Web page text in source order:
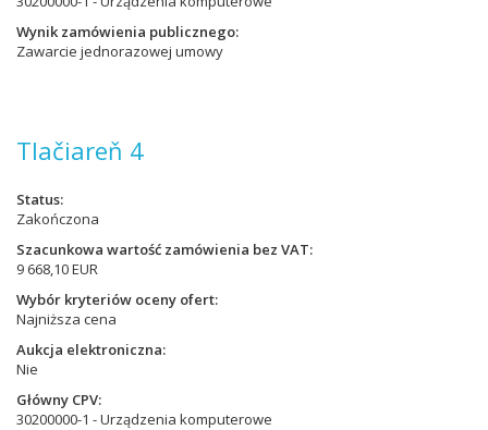
Wynik zamówienia publicznego
Zawarcie jednorazowej umowy
Tlačiareň 4
Status
Zakończona
Szacunkowa wartość zamówienia bez VAT
9 668,10 EUR
Wybór kryteriów oceny ofert
Najniższa cena
Aukcja elektroniczna
Nie
Główny CPV
30200000-1 - Urządzenia komputerowe